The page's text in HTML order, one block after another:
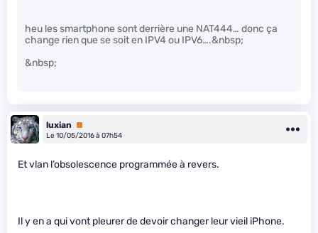
heu les smartphone sont derrière une NAT444… donc ça
change rien que se soit en IPV4 ou IPV6….&nbsp;
&nbsp;
luxian
Premium
Le 10/05/2016 à 07h54
Et vlan l’obsolescence programmée à revers.
Il y en a qui vont pleurer de devoir changer leur vieil iPhone.